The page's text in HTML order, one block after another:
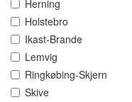
Herning
Holstebro
Ikast-Brande
Lemvig
Ringkøbing-Skjern
Skive